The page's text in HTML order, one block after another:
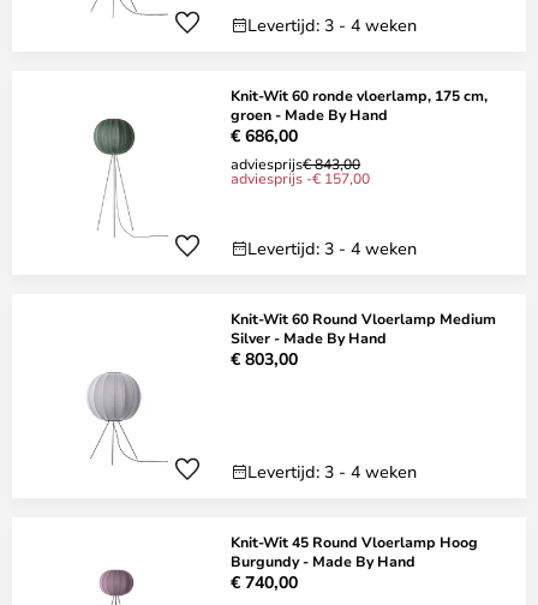
Levertijd: 3 - 4 weken
Knit-Wit 60 ronde vloerlamp, 175 cm,
groen - Made By Hand
€ 686,00
adviesprijs€ 843,00
adviesprijs -€ 157,00
Levertijd: 3 - 4 weken
Knit-Wit 60 Round Vloerlamp Medium
Silver - Made By Hand
€ 803,00
Levertijd: 3 - 4 weken
Knit-Wit 45 Round Vloerlamp Hoog
Burgundy - Made By Hand
€ 740,00